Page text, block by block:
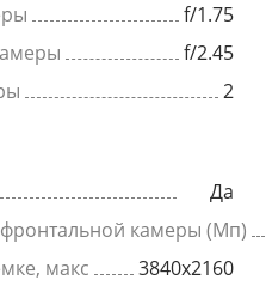
f/1.75
f/2.45
2
Да
камеры (Мп)
макс
3840x2160